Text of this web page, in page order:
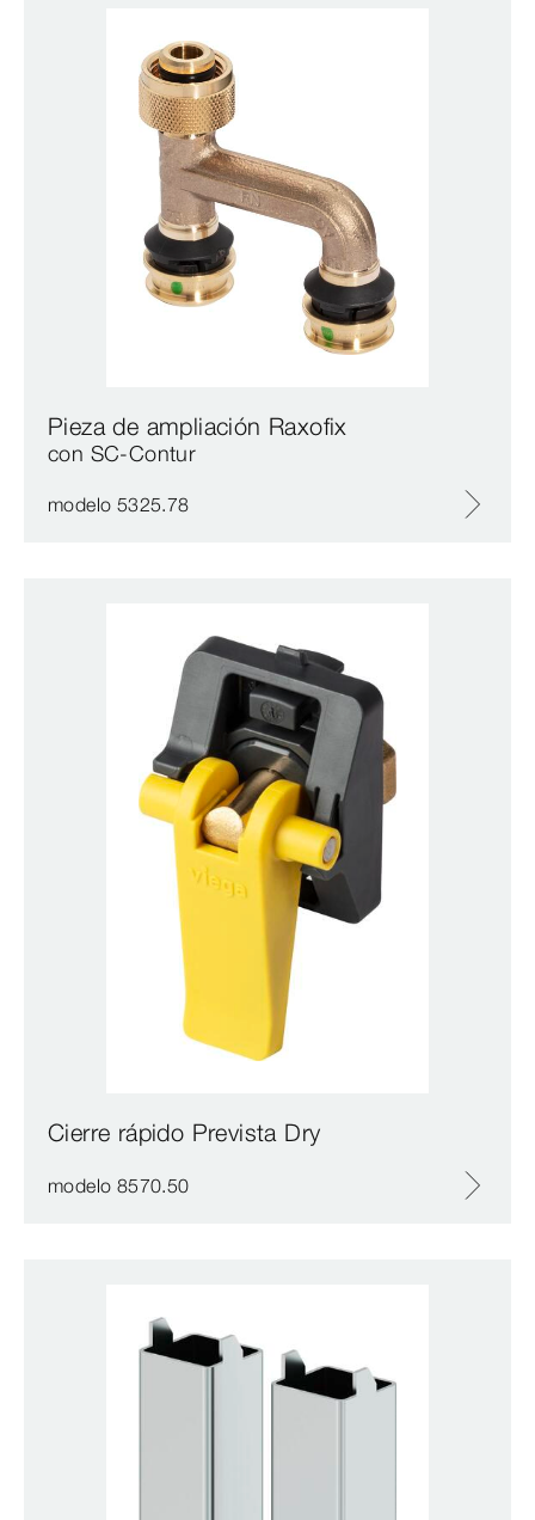
Pieza de ampliación Raxofix
con SC‑Contur
modelo 5325.78
Cierre rápido Prevista Dry
modelo 8570.50